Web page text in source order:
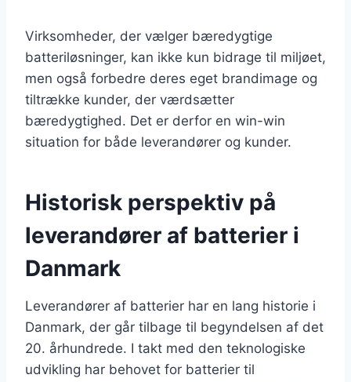
Virksomheder, der vælger bæredygtige
batteriløsninger, kan ikke kun bidrage til miljøet,
men også forbedre deres eget brandimage og
tiltrække kunder, der værdsætter
bæredygtighed. Det er derfor en win-win
situation for både leverandører og kunder.
Historisk perspektiv på
leverandører af batterier i
Danmark
Leverandører af batterier har en lang historie i
Danmark, der går tilbage til begyndelsen af det
20. århundrede. I takt med den teknologiske
udvikling har behovet for batterier til